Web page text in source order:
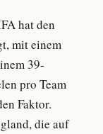
hat den
mit einem
39-
pro Team
Faktor.
die auf